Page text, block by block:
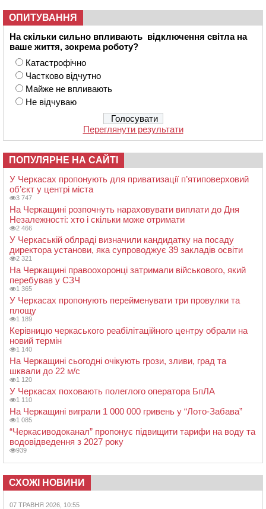
ОПИТУВАННЯ
На скільки сильно впливають відключення світла на
ваше життя, зокрема роботу?
Катастрофічно
Частково відчутно
Майже не впливають
Не відчуваю
Переглянути результати
ПОПУЛЯРНЕ НА САЙТІ
У Черкасах пропонують для приватизації п’ятиповерховий
об’єкт у центрі міста
3 747
На Черкащині розпочнуть нараховувати виплати до Дня
Незалежності: хто і скільки може отримати
2 466
У Черкаській облраді визначили кандидатку на посаду
директора установи, яка супроводжує 39 закладів освіти
2 321
На Черкащині правоохоронці затримали військового, який
перебував у СЗЧ
1 365
У Черкасах пропонують перейменувати три провулки та
площу
1 189
Керівницю черкаського реабілітаційного центру обрали на
новий термін
1 140
На Черкащині сьогодні очікують грози, зливи, град та
шквали до 22 м/с
1 120
У Черкасах поховають полеглого оператора БпЛА
1 110
На Черкащині виграли 1 000 000 гривень у “Лото-Забава”
1 085
“Черкасиводоканал” пропонує підвищити тарифи на воду та
водовідведення з 2027 року
939
СХОЖІ НОВИНИ
07 ТРАВНЯ 2026, 10:55